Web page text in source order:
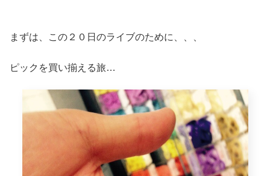
まずは、この２０日のライブのために、、、
ピックを買い揃える旅…